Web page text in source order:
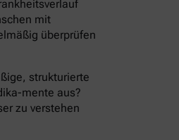
mit
überprüfen
strukturierte
mente aus?
zu verstehen